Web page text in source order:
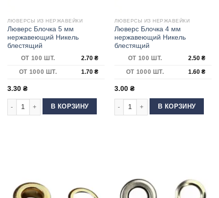
ЛЮВЕРСЫ ИЗ НЕРЖАВЕЙКИ
Люверс Блочка 5 мм
нержавеющий Никель
блестящий
ОТ 100 ШТ. 2.70 ₴
ОТ 1000 ШТ.
1.70 ₴
3.30 ₴
Количество товара Люверс Блочка 5 мм нержавеющий Никель
В КОРЗИНУ
ЛЮВЕРСЫ ИЗ НЕРЖАВЕЙКИ
Люверс Блочка 4 мм
нержавеющий Никель
блестящий
ОТ 100 ШТ. 2.50 ₴
ОТ 1000 ШТ.
1.60 ₴
3.00 ₴
Количество товара Люверс
В КОРЗИНУ